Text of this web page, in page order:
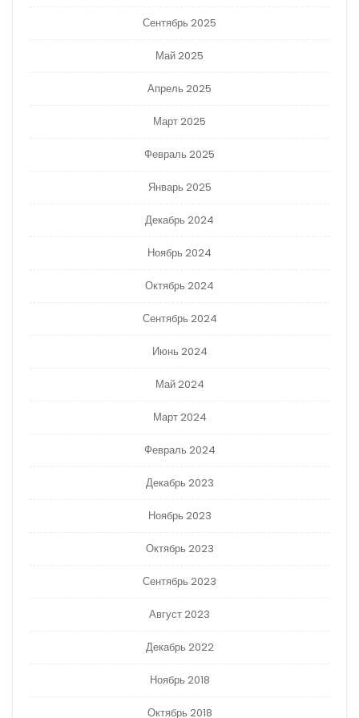
Сентябрь 2025
Май 2025
Апрель 2025
Март 2025
Февраль 2025
Январь 2025
Декабрь 2024
Ноябрь 2024
Октябрь 2024
Сентябрь 2024
Июнь 2024
Май 2024
Март 2024
Февраль 2024
Декабрь 2023
Ноябрь 2023
Октябрь 2023
Сентябрь 2023
Август 2023
Декабрь 2022
Ноябрь 2018
Октябрь 2018